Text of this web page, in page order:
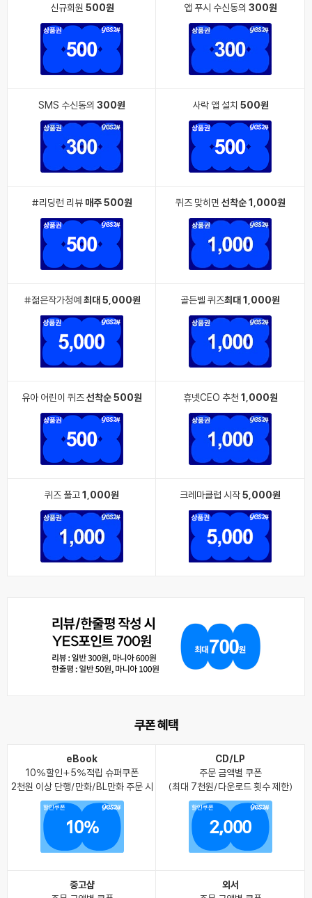
신규회원 500원 앱 푸시 수신동의 300원
SMS 수신동의 300원 사락 앱 설치 500원
#리딩런 리뷰 매주 500원 퀴즈 맞히면 선착순 1,000원
#젊은작가청예최대 5,000원 골든벨 퀴즈최대 1,000원
유아 어린이 퀴즈선착순 500원 휴넷CEO 추천 1,000원
퀴즈 풀고1,000원 크레마클럽 시작5,000원
쿠폰 혜택
eBook
10%할인+5%적립 슈퍼쿠폰
2천원 이상 단행/만화/BL만화 주문 시
할인쿠폰
10%
CD/LP
주문 금액별 쿠폰
(최대 7천원/다운로드 횟수 제한)
할인쿠폰
2,000
중고샵
외서